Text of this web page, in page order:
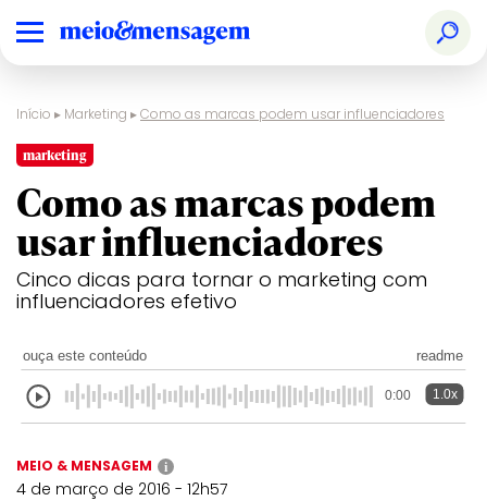
Início ▸ Marketing ▸Como as marcas podem usar influenciadores
marketing
Como as marcas podem
usar influenciadores
Cinco dicas para tornar o marketing com
influenciadores efetivo
ouça este conteúdo readme
0:00 1.0x
MEIO & MENSAGEM i
4 de março de 2016 - 12h57